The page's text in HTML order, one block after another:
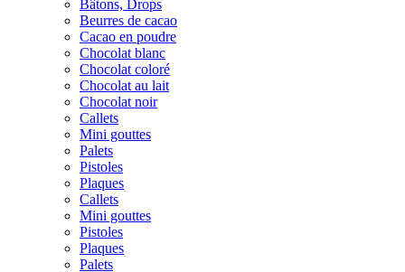
Bâtons, Drops
Beurres de cacao
Cacao en poudre
Chocolat blanc
Chocolat coloré
Chocolat au lait
Chocolat noir
Callets
Mini gouttes
Palets
Pistoles
Plaques
Callets
Mini gouttes
Pistoles
Plaques
Palets